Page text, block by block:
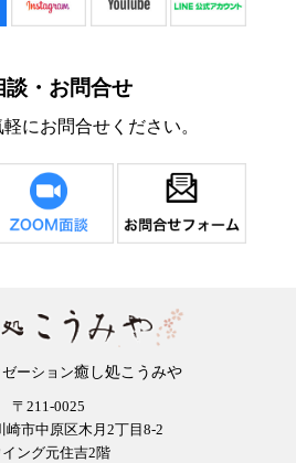
談・お問合せ
にお問合せください。
ーション癒し処こうみや
〒211-0025
崎市中原区木月2丁目8-2
イング元住吉2階